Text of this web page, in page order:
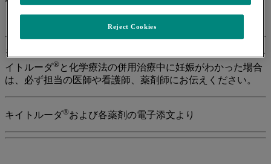
※胎児への影響や流産が起きる可能性があります。なお、キ
イトルーダ® と化学療法の併用治療中に妊娠がわかった場合
は、必ず担当の医師や看護師、薬剤師にお伝えください。
キイトルーダ®および各薬剤の電子添文より
Reject Cookies